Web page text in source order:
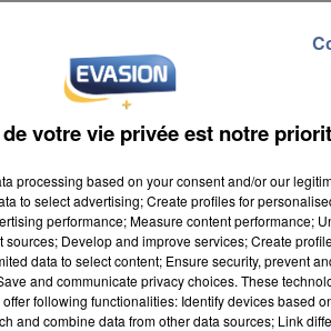
vendredi 14 avril 2023
votre vie privée est notre
processing based on your consent and/or our
to select advertising; Create profiles for
performance; Measure content performance;
Develop and improve services; Create
data to select content; Ensure security, prevent
and communicate privacy choices. These
following functionalities: Identify devices based
and combine data from other data sources; Link